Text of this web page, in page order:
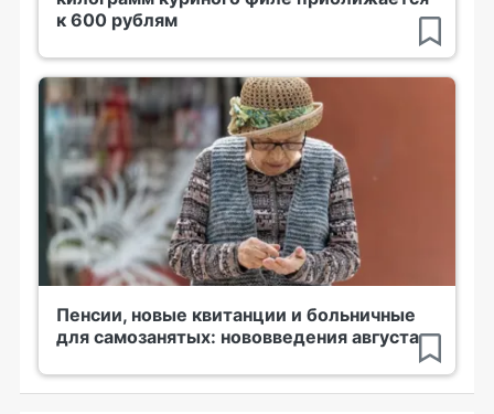
к 600 рублям
Пенсии, новые квитанции и больничные
для самозанятых: нововведения августа